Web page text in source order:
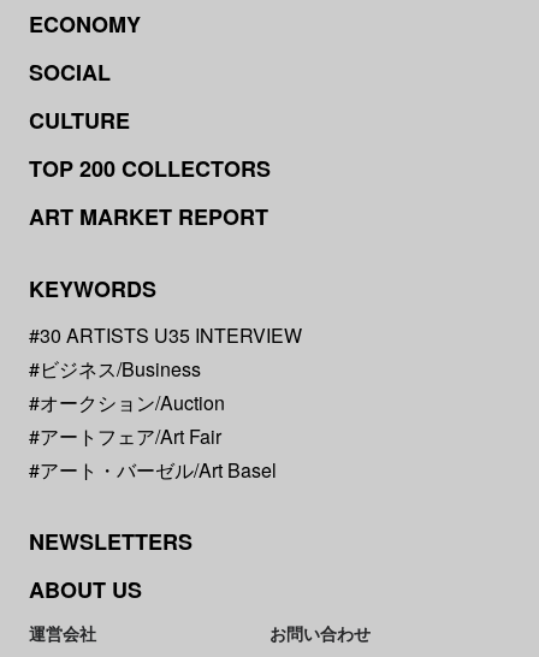
ECONOMY
SOCIAL
CULTURE
TOP 200 COLLECTORS
ART MARKET REPORT
KEYWORDS
#30 ARTISTS U35 INTERVIEW
#ビジネス/Business
#オークション/Auction
#アートフェア/Art Fair
#アート・バーゼル/Art Basel
NEWSLETTERS
ABOUT US
運営会社 お問い合わせ